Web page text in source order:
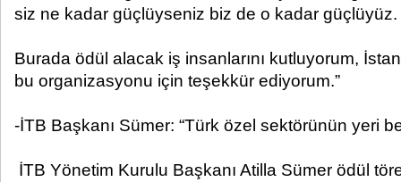
siz ne kadar güçlüyseniz biz de o kadar güçlüyüz.
Burada ödül alacak iş insanlarını kutluyorum,
bu organizasyonu için teşekkür ediyorum.”
-İTB Başkanı Sümer: “Türk özel sektörünün yeri
İTB Yönetim Kurulu Başkanı Atilla Sümer ödül